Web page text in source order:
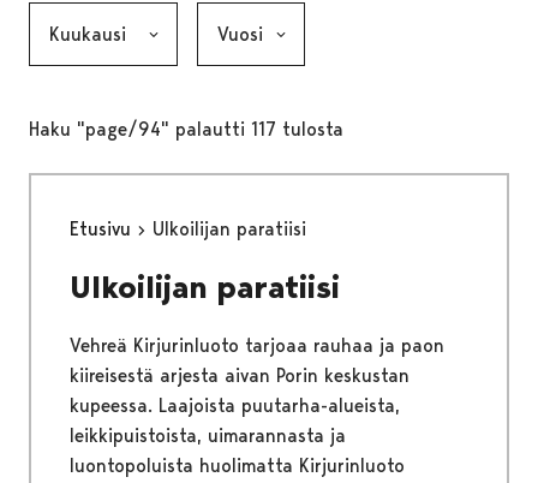
Haku "page/94" palautti 117 tulosta
Etusivu Ulkoilijan paratiisi
Ulkoilijan paratiisi
Vehreä Kirjurinluoto tarjoaa rauhaa ja paon
kiireisestä arjesta aivan Porin keskustan
kupeessa. Laajoista puutarha-alueista,
leikkipuistoista, uimarannasta ja
luontopoluista huolimatta Kirjurinluoto